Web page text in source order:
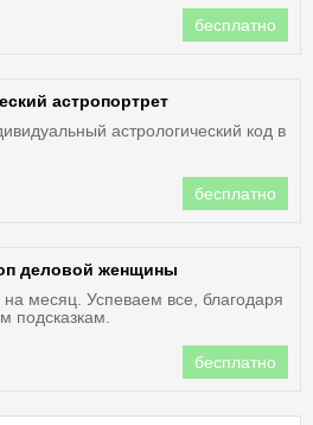
бесплатно
астропортрет
астрологический код в
бесплатно
деловой женщины
на месяц. Успеваем все, благодаря
подсказкам.
бесплатно